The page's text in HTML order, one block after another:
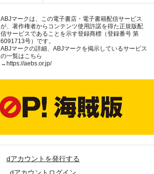
ABJマークは、この電子書店・電子書籍配信サービス
が、著作権者からコンテンツ使用許諾を得た正規版配
信サービスであることを示す登録商標（登録番号 第
6091713号）です。
ABJマークの詳細、ABJマークを掲示しているサービス
の一覧はこちら
→ https://aebs.or.jp/
dアカウントを発行する